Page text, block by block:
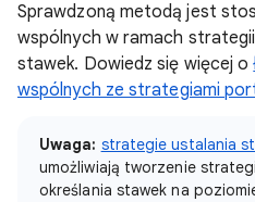
Sprawdzoną metodą jest
wspólnych w ramach
stawek. Dowiedz się więcej o
wspólnych ze strategiami
Uwaga: strategie ustalania
umożliwiają tworzenie
określania stawek na